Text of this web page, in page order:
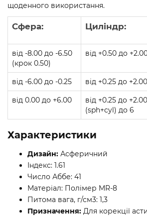
щоденного використання.
Сфера: Циліндр:
від -8.00 до -6.50
(крок 0.50)
від +0.50 до
від -6.00 до -0.25 від +0.25 до +2.00
від 0.00 до +6.00
від +0.25 до
(sph+cyl) до 6
Характеристики
Дизайн: Асферичний
Індекс: 1.61
Число Аббе: 41
Матеріал: Полімер MR-8
Питома вага, г/см3: 1,3
Призначення: Для корекції